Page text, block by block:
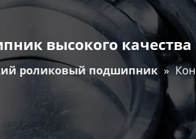
высокого качества
роликовый подшипник »